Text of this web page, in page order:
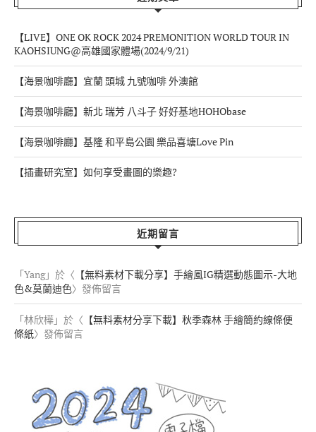
【LIVE】ONE OK ROCK 2024 PREMONITION WORLD TOUR IN
KAOHSIUNG@高雄國家體場(2024/9/21)
【海景咖啡廳】宜蘭 頭城 九號咖啡 外澳館
【海景咖啡廳】新北 瑞芳 八斗子 好好基地HOHObase
【海景咖啡廳】基隆 和平島公園 樂品喜塘Love Pin
【插畫研究室】如何享受畫圖的樂趣?
近期留言
「Yang」於〈 【無料素材下載分享】手繪風IG精選動態圖示-大地
色&莫蘭迪色〉發佈留言
「林欣樺 」於〈 【無料素材分享下載】秋季森林 手繪簡約線條便
條紙〉發佈留言